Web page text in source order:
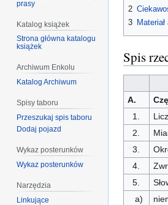
2
3
Spis
A.
1.
2.
3.
4.
5.
a)
prasy
Katalog książek
Strona główna katalogu
książek
Archiwum Enkolu
Katalog Archiwum
Spisy taboru
Przeszukaj spis taboru
Dodaj pojazd
Wykaz posterunków
Wykaz posterunków
Narzędzia
Linkujące